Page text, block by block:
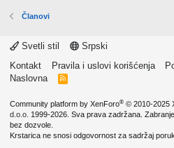
Članovi
Svetli stil
Srpski
Kontakt
Pravila i uslovi korišćenja
Naslovna
R
Community platform by XenForo® © 2010-2025
d.o.o. 1999-2026. Sva prava zadržana.
bez dozvole.
Krstarica ne snosi odgovornost za sadržaj